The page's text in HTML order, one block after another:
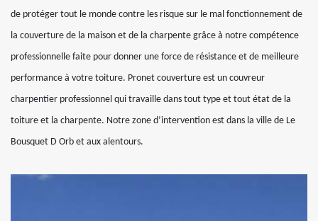
de protéger tout le monde contre les risque sur le mal fonctionnement de
la couverture de la maison et de la charpente grâce à notre compétence
professionnelle faite pour donner une force de résistance et de meilleure
performance à votre toiture. Pronet couverture est un couvreur
charpentier professionnel qui travaille dans tout type et tout état de la
toiture et la charpente. Notre zone d’intervention est dans la ville de Le
Bousquet D Orb et aux alentours.